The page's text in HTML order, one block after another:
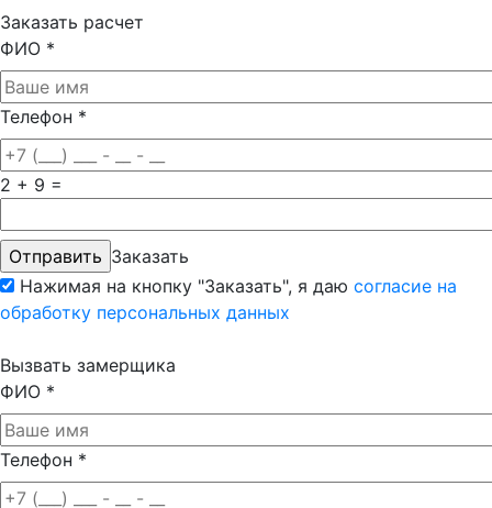
Заказать расчет
ФИО *
Телефон *
2 + 9 =
Заказать
Нажимая на кнопку "Заказать", я даю согласие на
обработку персональных данных
Вызвать замерщика
ФИО *
Телефон *